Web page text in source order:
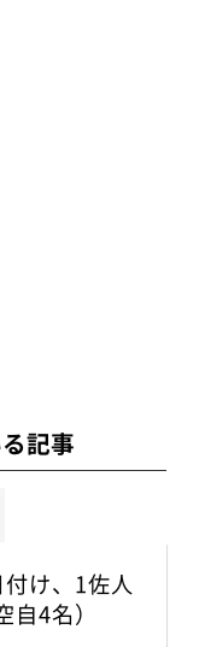
記事
け、1佐人
4名）